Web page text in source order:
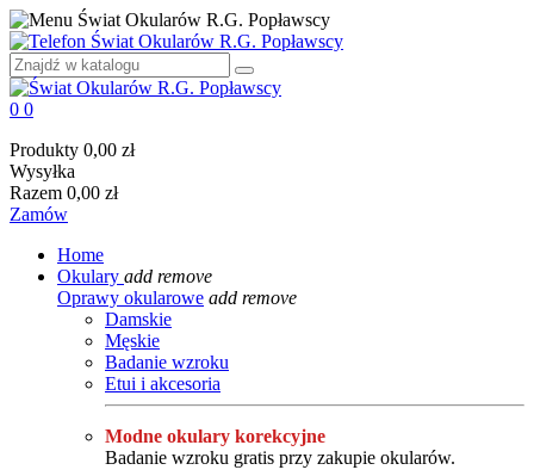
0 0
Produkty 0,00 zł
Wysyłka
Razem 0,00 zł
Zamów
Home
Okulary add remove
Oprawy okularowe add remove
Damskie
Męskie
Badanie wzroku
Etui i akcesoria
Modne okulary korekcyjne
Badanie wzroku gratis przy zakupie okularów.